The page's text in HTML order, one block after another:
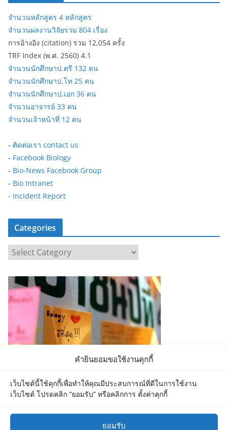
คำยินยอมขอใช้งานคุกกี้
เว็บไซต์นี้ใช้คุกกี้เพื่อทำให้คุณมีประสบการณ์ที่ดีในการใช้งาน
เว็บไซต์ โปรดคลิก “ยอมรับ” หรือคลิกการ ตั้งค่าคุกกี้
ยอมรับ
จำนวนหลักสูตร 4 หลักสูตร
จำนวนผลงานวิจัยรวม 804 เรื่อง
การอ้างอิง (citation) รวม 12,054 ครั้ง
TRF Index (พ.ศ. 2560) 4.1
จำนวนนักศึกษาป.ตรี 132 คน
จำนวนนักศึกษาป.โท 25 คน
จำนวนนักศึกษาป.เอก 36 คน
จำนวนอาจารย์ 33 คน
จำนวนเจ้าหน้าที่ 12 คน
- ติดต่อเรา contact us
- Facebook Biology
- Bio-News Facebook Group
- Bio Intranet
- Incident Report
Categories
a
t
e
g
i